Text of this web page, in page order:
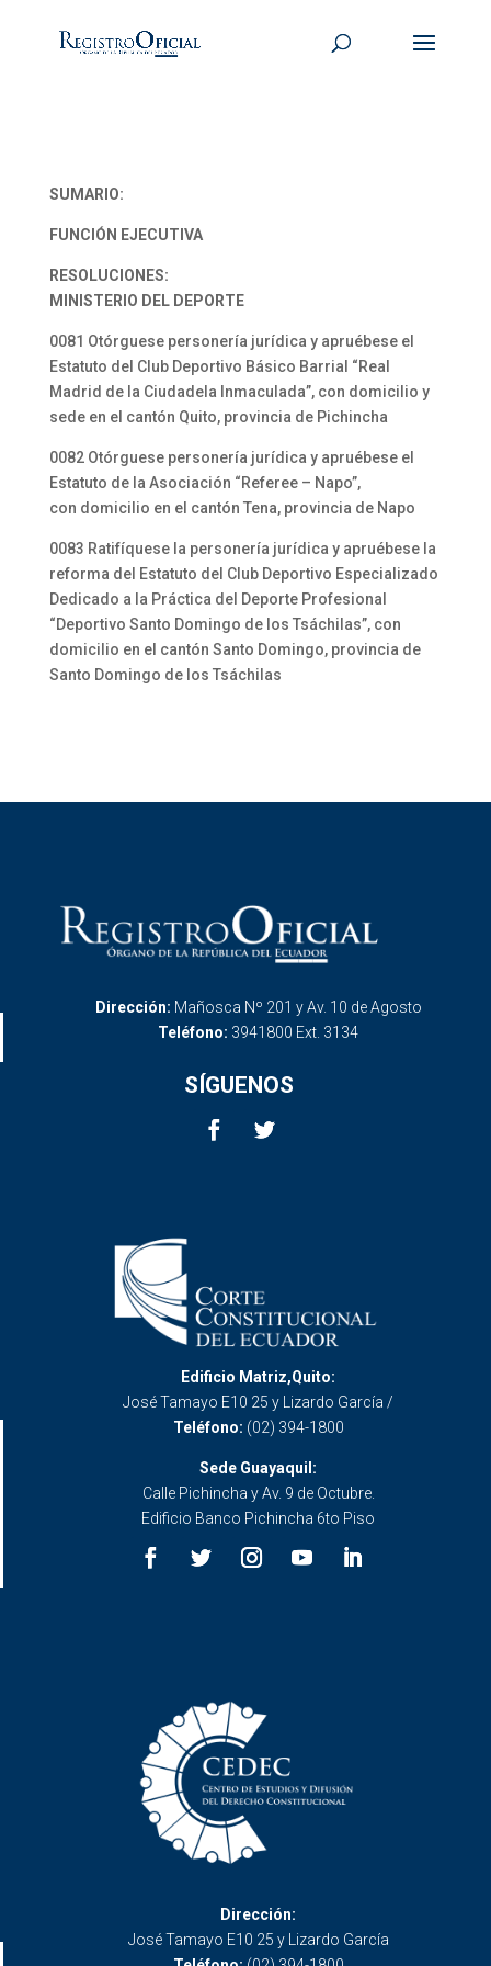
SUMARIO:
FUNCIÓN EJECUTIVA
RESOLUCIONES:
MINISTERIO DEL DEPORTE
0081 Otórguese personería jurídica y apruébese el
Estatuto del Club Deportivo Básico Barrial “Real
Madrid de la Ciudadela Inmaculada”, con domicilio y
sede en el cantón Quito, provincia de Pichincha
0082 Otórguese personería jurídica y apruébese el
Estatuto de la Asociación “Referee – Napo”,
con domicilio en el cantón Tena, provincia de Napo
0083 Ratifíquese la personería jurídica y apruébese la
reforma del Estatuto del Club Deportivo Especializado
Dedicado a la Práctica del Deporte Profesional
“Deportivo Santo Domingo de los Tsáchilas”, con
domicilio en el cantón Santo Domingo, provincia de
Santo Domingo de los Tsáchilas
Dirección: Mañosca Nº 201 y Av. 10 de Agosto
Teléfono: 3941800 Ext. 3134
SÍGUENOS
Edificio Matriz,Quito:
José Tamayo E10 25 y Lizardo García /
Teléfono: (02) 394-1800
Sede Guayaquil:
Calle Pichincha y Av. 9 de Octubre.
Edificio Banco Pichincha 6to Piso
Dirección:
José Tamayo E10 25 y Lizardo García